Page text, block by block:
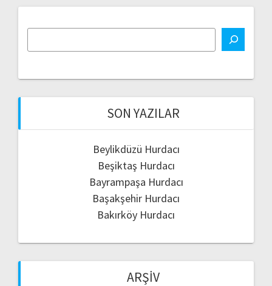
SON YAZILAR
Beylikdüzü Hurdacı
Beşiktaş Hurdacı
Bayrampaşa Hurdacı
Başakşehir Hurdacı
Bakırköy Hurdacı
ARŞIV